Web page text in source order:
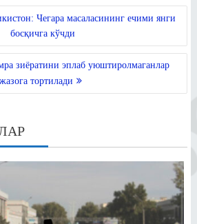
ok r
la
ss
ni
ki
Чегара масаласининг ечими янги
босқичга кўчди
зиёратини эплаб уюштиролмаганлар
жазога тортилади